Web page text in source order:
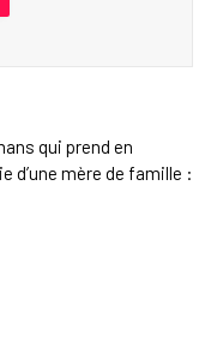
qui prend en
d’une mère de famille :